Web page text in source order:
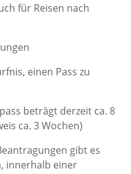
für Reisen nach
einen Pass zu
beträgt derzeit ca. 8
ca. 3 Wochen)
gibt es
innerhalb einer